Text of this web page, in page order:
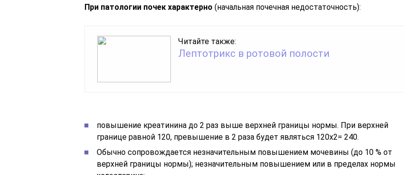
При патологии почек характерно (начальная почечная недостаточность):
Читайте также:
Лептотрикс в ротовой полости
повышение креатинина до 2 раз выше верхней границы нормы. При верхней
границе равной 120, превышение в 2 раза будет являться 120х2= 240.
Обычно сопровождается незначительным повышением мочевины (до 10 % от
верхней границы нормы); незначительным повышением или в пределах нормы